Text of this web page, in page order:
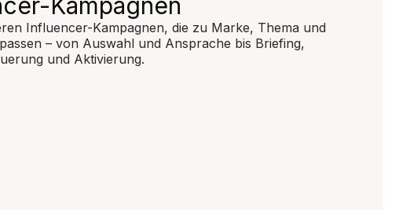
Influencer-Kampagnen, die zu Marke, Thema und
– von Auswahl und Ansprache bis Briefing,
und Aktivierung.